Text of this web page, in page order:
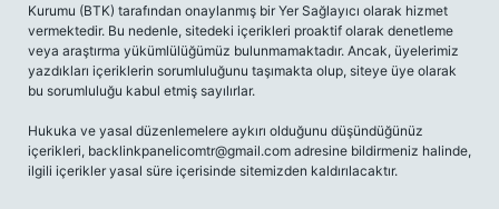
Kurumu (BTK) tarafından onaylanmış bir Yer Sağlayıcı olarak hizmet
vermektedir. Bu nedenle, sitedeki içerikleri proaktif olarak denetleme
veya araştırma yükümlülüğümüz bulunmamaktadır. Ancak, üyelerimiz
yazdıkları içeriklerin sorumluluğunu taşımakta olup, siteye üye olarak
bu sorumluluğu kabul etmiş sayılırlar.
Hukuka ve yasal düzenlemelere aykırı olduğunu düşündüğünüz
içerikleri, backlinkpanelicomtr@gmail.com adresine bildirmeniz halinde,
ilgili içerikler yasal süre içerisinde sitemizden kaldırılacaktır.